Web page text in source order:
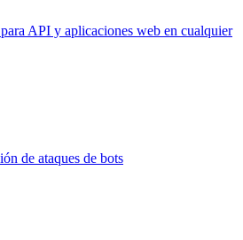
API y aplicaciones web en cualquier
de ataques de bots